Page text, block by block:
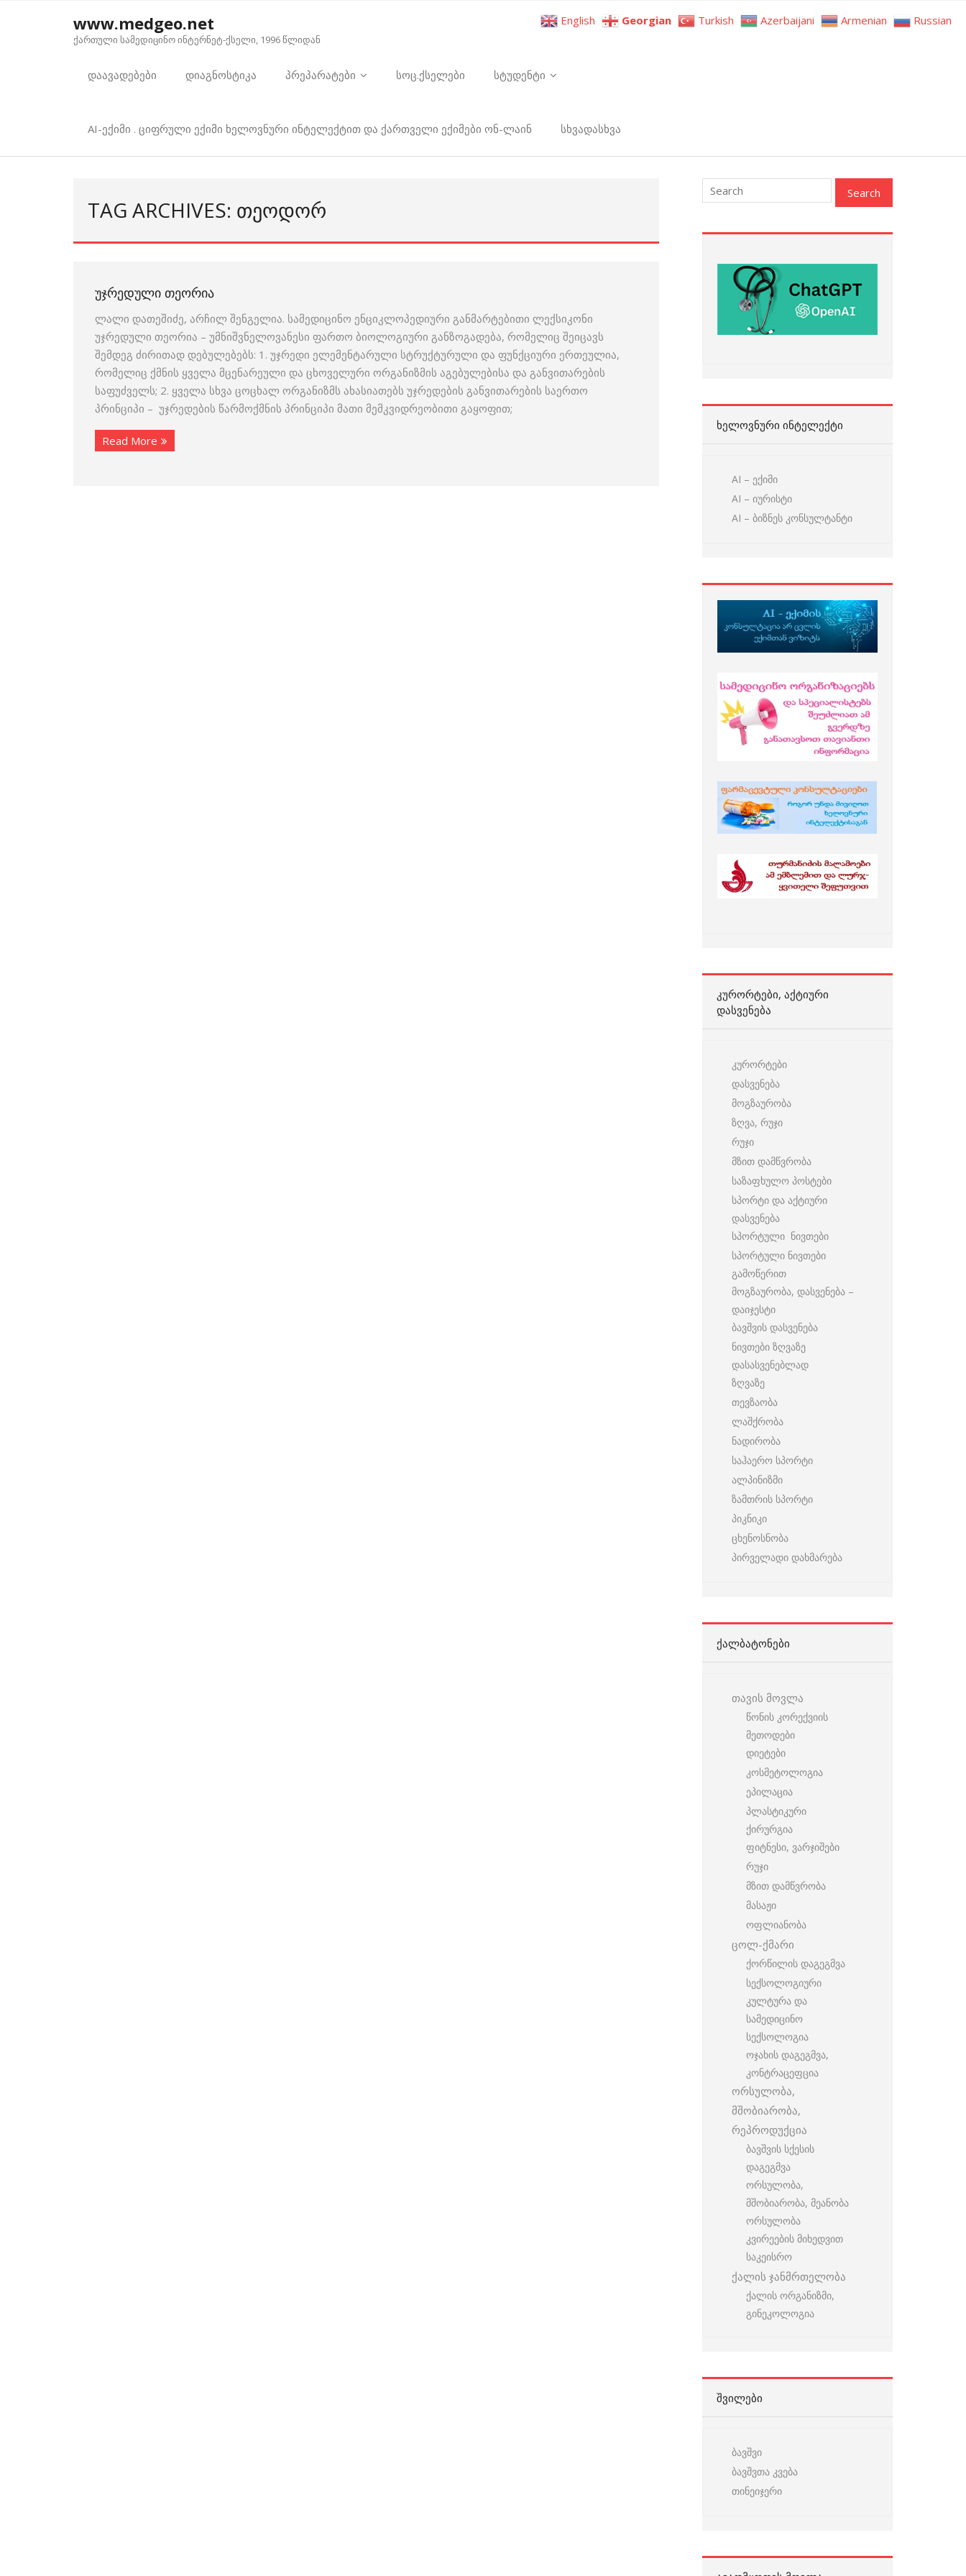
www.medgeo.net
ქართული სამედიცინო ინტერნეტ-ქსელი, 1996 წლიდან
დაავადებები დიაგნოსტიკა პრეპარატები სოც.ქსელები სტუდენტი
AI-ექიმი . ციფრული ექიმი ხელოვნური ინტელექტით და ქართველი ექიმები ონ-ლაინ სხვადასხვა
TAG ARCHIVES: ᲗᲔᲝᲓᲝᲠ
ᲣᲯᲠᲔᲓᲣᲚᲘ ᲗᲔᲝᲠᲘᲐ
ლალი დათეშიძე, არჩილ შენგელია. სამედიცინო ენციკლოპედიური განმარტებითი ლექსიკონი
უჯრედული თეორია – უმნიშვნელოვანესი ფართო ბიოლოგიური განზოგადება, რომელიც შეიცავს
შემდეგ ძირითად დებულებებს: 1. უჯრედი ელემენტარული სტრუქტურული და ფუნქციური ერთეულია,
რომელიც ქმნის ყველა მცენარეული და ცხოველური ორგანიზმის აგებულებისა და განვითარების
საფუძველს; 2. ყველა სხვა ცოცხალ ორგანიზმს ახასიათებს უჯრედების განვითარების საერთო
პრინციპი – უჯრედების წარმოქმნის პრინციპი მათი მემკვიდრეობითი გაყოფით;
Read More
ᲮᲔᲚᲝᲕᲜᲣᲠᲘ ᲘᲜᲢᲔᲚᲔᲥᲢᲘ
AI – ექიმი
AI – იურისტი
AI – ბიზნეს კონსულტანტი
ᲙᲣᲠᲝᲠᲢᲔᲑᲘ, ᲐᲥᲢᲘᲣᲠᲘ
ᲓᲐᲡᲕᲔᲜᲔᲑᲐ
კურორტები
დასვენება
მოგზაურობა
ზღვა, რუჯი
რუჯი
მზით დამწვრობა
საზაფხულო პოსტები
სპორტი და აქტიური
დასვენება
სპორტული ნივთები
სპორტული ნივთები
გამოწერით
მოგზაურობა, დასვენება –
დაიჯესტი
ბავშვის დასვენება
ნივთები ზღვაზე
დასასვენებლად
ზღვაზე
თევზაობა
ლაშქრობა
ნადირობა
საჰაერო სპორტი
ალპინიზმი
ზამთრის სპორტი
პიკნიკი
ცხენოსნობა
პირველადი დახმარება
ᲥᲐᲚᲑᲐᲢᲝᲜᲔᲑᲘ
თავის მოვლა
წონის კორექვიის
მეთოდები
დიეტები
კოსმეტოლოგია
ეპილაცია
პლასტიკური
ქირურგია
ფიტნესი, ვარჯიშები
რუჯი
მზით დამწვრობა
მასაჟი
ოფლიანობა
ცოლ-ქმარი
ქორწილის დაგეგმვა
სექსოლოგიური
კულტურა და
სამედიცინო
სექსოლოგია
ოჯახის დაგეგმვა,
კონტრაცეფცია
ორსულობა,
მშობიარობა,
რეპროდუქცია
ბავშვის სქესის
დაგეგმვა
ორსულობა,
მშობიარობა, მეანობა
ორსულობა
კვირეების მიხედვით
საკეისრო
ქალის ჯანმრთელობა
ქალის ორგანიზმი,
გინეკოლოგია
ᲨᲕᲘᲚᲔᲑᲘ
ბავშვი
ბავშვთა კვება
თინეიჯერი
English Georgian Turkish Azerbaijani Armenian Russian